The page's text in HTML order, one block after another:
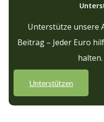
Unterstütze unsere
Beitrag – Jeder Euro
halten.
Unterstützen